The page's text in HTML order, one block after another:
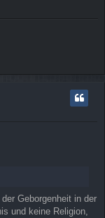
Geborgenheit in der
und keine Religion,